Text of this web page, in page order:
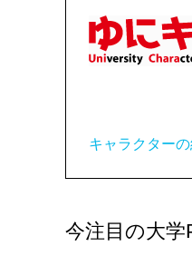
キャラクター
今注目の大学